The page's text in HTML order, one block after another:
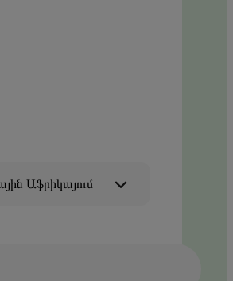
Աֆրիկայում